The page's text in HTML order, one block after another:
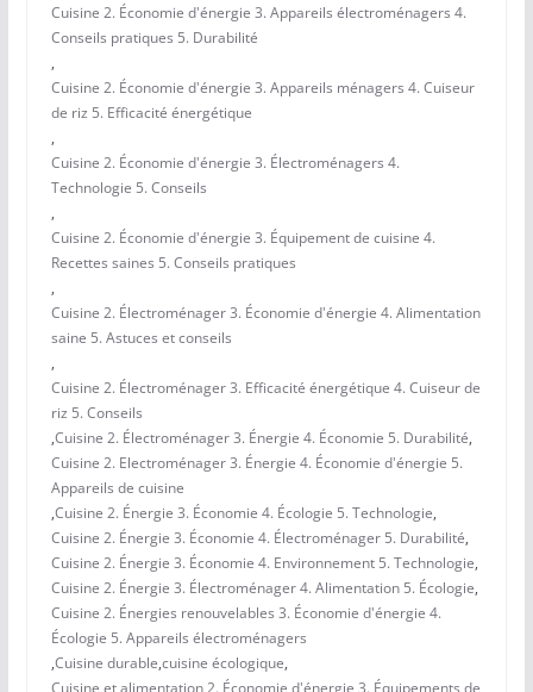
Cuisine 2. Économie d'énergie 3. Appareils électroménagers 4.
Conseils pratiques 5. Durabilité
,
Cuisine 2. Économie d'énergie 3. Appareils ménagers 4. Cuiseur
de riz 5. Efficacité énergétique
,
Cuisine 2. Économie d'énergie 3. Électroménagers 4.
Technologie 5. Conseils
,
Cuisine 2. Économie d'énergie 3. Équipement de cuisine 4.
Recettes saines 5. Conseils pratiques
,
Cuisine 2. Électroménager 3. Économie d'énergie 4. Alimentation
saine 5. Astuces et conseils
,
Cuisine 2. Électroménager 3. Efficacité énergétique 4. Cuiseur de
riz 5. Conseils
,Cuisine 2. Électroménager 3. Énergie 4. Économie 5. Durabilité,
Cuisine 2. Electroménager 3. Énergie 4. Économie d'énergie 5.
Appareils de cuisine
,Cuisine 2. Énergie 3. Économie 4. Écologie 5. Technologie,
Cuisine 2. Énergie 3. Économie 4. Électroménager 5. Durabilité,
Cuisine 2. Énergie 3. Économie 4. Environnement 5. Technologie,
Cuisine 2. Énergie 3. Électroménager 4. Alimentation 5. Écologie,
Cuisine 2. Énergies renouvelables 3. Économie d'énergie 4.
Écologie 5. Appareils électroménagers
,Cuisine durable,cuisine écologique,
Cuisine et alimentation 2. Économie d'énergie 3. Équipements de